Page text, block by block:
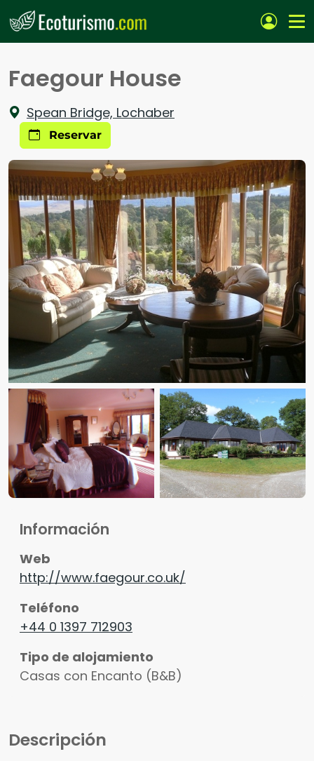
Pasar al contenido principal
Faegour House
Spean Bridge, Lochaber
Reservar
Información
Web
http://www.faegour.co.uk/
Teléfono
+44 0 1397 712903
Tipo de alojamiento
Casas con Encanto (B&B)
Descripción